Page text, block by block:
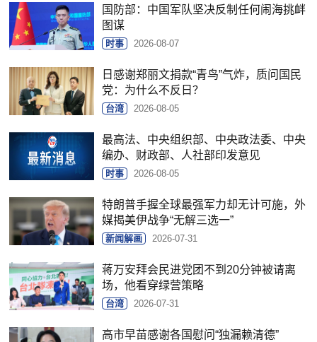
国防部：中国军队坚决反制任何闹海挑衅
图谋
时事 2026-08-07
日感谢郑丽文捐款“青鸟”气炸，质问国民
党：为什么不反日？
台湾 2026-08-05
最高法、中央组织部、中央政法委、中央
编办、财政部、人社部印发意见
时事 2026-08-05
特朗普手握全球最强军力却无计可施，外
媒揭美伊战争“无解三选一”
新闻解画 2026-07-31
蒋万安拜会民进党团不到20分钟被请离
场，他看穿绿营策略
台湾 2026-07-31
高市早苗感谢各国慰问“独漏赖清德”